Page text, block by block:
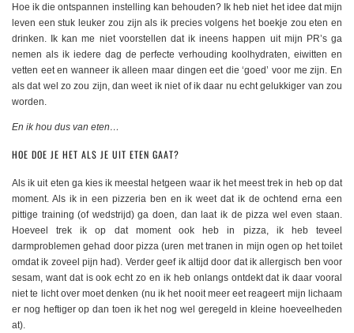
Hoe ik die ontspannen instelling kan behouden? Ik heb niet het idee dat mijn
leven een stuk leuker zou zijn als ik precies volgens het boekje zou eten en
drinken. Ik kan me niet voorstellen dat ik ineens happen uit mijn PR’s ga
nemen als ik iedere dag de perfecte verhouding koolhydraten, eiwitten en
vetten eet en wanneer ik alleen maar dingen eet die ‘goed’ voor me zijn. En
als dat wel zo zou zijn, dan weet ik niet of ik daar nu echt gelukkiger van zou
worden.
En ik hou dus van eten…
HOE DOE JE HET ALS JE UIT ETEN GAAT?
Als ik uit eten ga kies ik meestal hetgeen waar ik het meest trek in heb op dat
moment. Als ik in een pizzeria ben en ik weet dat ik de ochtend erna een
pittige training (of wedstrijd) ga doen, dan laat ik de pizza wel even staan.
Hoeveel trek ik op dat moment ook heb in pizza, ik heb teveel
darmproblemen gehad door pizza (uren met tranen in mijn ogen op het toilet
omdat ik zoveel pijn had). Verder geef ik altijd door dat ik allergisch ben voor
sesam, want dat is ook echt zo en ik heb onlangs ontdekt dat ik daar vooral
niet te licht over moet denken (nu ik het nooit meer eet reageert mijn lichaam
er nog heftiger op dan toen ik het nog wel geregeld in kleine hoeveelheden
at).